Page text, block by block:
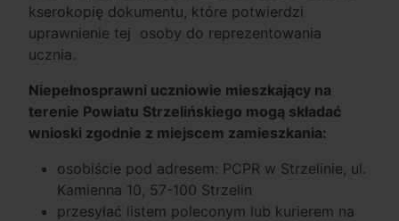
kserokopię dokumentu, które potwierdzi
uprawnienie tej osoby do reprezentowania
ucznia.
Niepełnosprawni uczniowie mieszkający na
terenie Powiatu Strzelińskiego mogą składać
wnioski zgodnie z miejscem zamieszkania:
osobiście pod adresem: PCPR w Strzelinie, ul.
Kamienna 10, 57-100 Strzelin
przesyłać listem poleconym lub kurierem na